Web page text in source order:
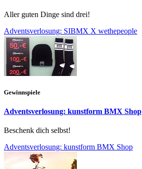
Aller guten Dinge sind drei!
Adventsverlosung: SIBMX X wethepeople
Gewinnspiele
Adventsverlosung: kunstform BMX Shop
Beschenk dich selbst!
Adventsverlosung: kunstform BMX Shop